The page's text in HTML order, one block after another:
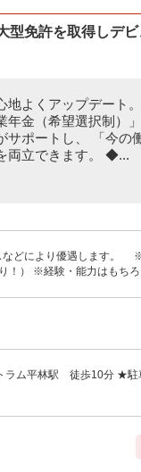
免許を取得しデビ
地よくアップデート
年金（希望選択制）
サポートし、 「今の
両立できます。 ◆...
などにより優遇します。
！） ※経験・能力はもちろ
ラム平林駅 徒歩10分 ★駐